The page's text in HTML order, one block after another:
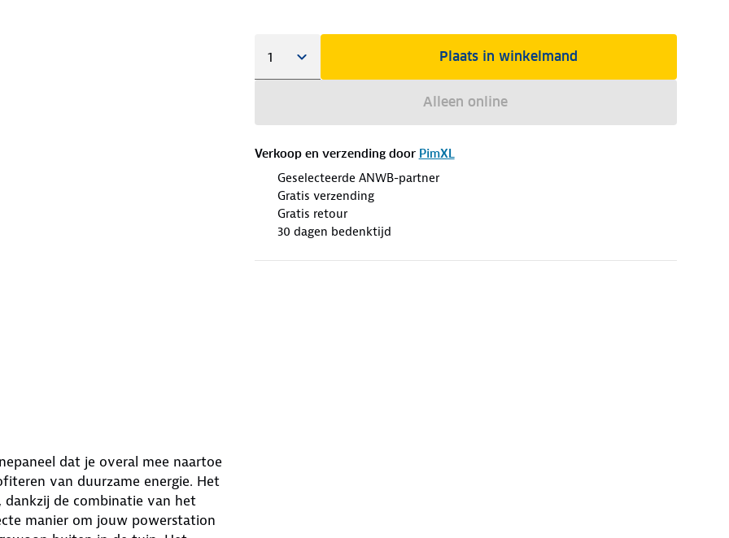
Plaats in winkelmand
Alleen online
Verkoop en verzending door PimXL
Geselecteerde ANWB-partner
Gratis verzending
Gratis retour
30 dagen bedenktijd
dat je overal mee naartoe
van duurzame energie. Het
dankzij de combinatie van het
manier om jouw powerstation